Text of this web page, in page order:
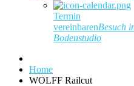
Termin
vereinbarenBesuch
Bodenstudio
Home
WOLFF Railcut